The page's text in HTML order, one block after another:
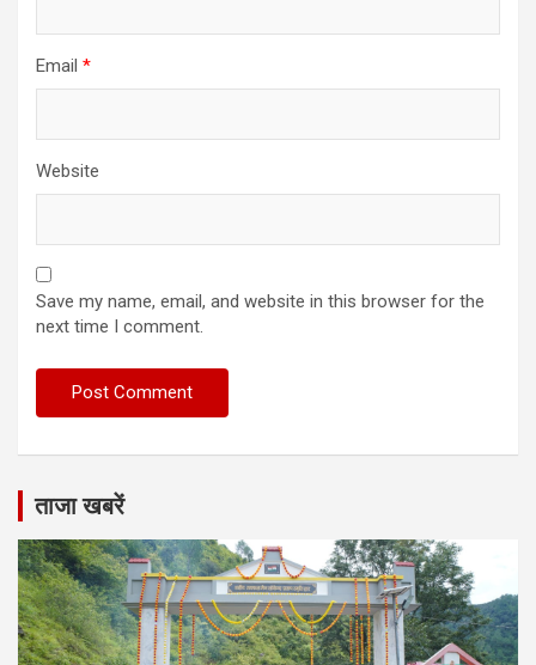
Email *
Website
Save my name, email, and website in this browser for the
next time I comment.
ताजा खबरें